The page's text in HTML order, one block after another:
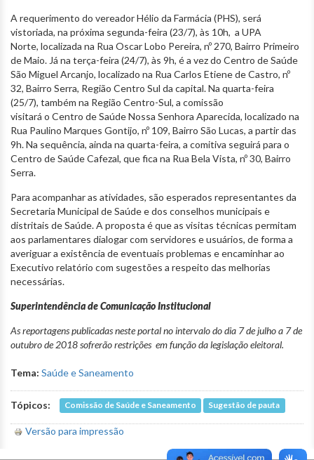
A requerimento do vereador Hélio da Farmácia (PHS), será
vistoriada, na próxima segunda-feira (23/7), às 10h, a UPA
Norte, localizada na Rua Oscar Lobo Pereira, nº 270, Bairro Primeiro
de Maio. Já na terça-feira (24/7), às 9h, é a vez do Centro de Saúde
São Miguel Arcanjo, localizado na Rua Carlos Etiene de Castro, nº
32, Bairro Serra, Região Centro Sul da capital. Na quarta-feira
(25/7), também na Região Centro-Sul, a comissão
visitará o Centro de Saúde Nossa Senhora Aparecida, localizado na
Rua Paulino Marques Gontijo, nº 109, Bairro São Lucas, a partir das
9h. Na sequência, ainda na quarta-feira, a comitiva seguirá para o
Centro de Saúde Cafezal, que fica na Rua Bela Vista, nº 30, Bairro
Serra.
Para acompanhar as atividades, são esperados representantes da
Secretaria Municipal de Saúde e dos conselhos municipais e
distritais de Saúde. A proposta é que as visitas técnicas permitam
aos parlamentares dialogar com servidores e usuários, de forma a
averiguar a existência de eventuais problemas e encaminhar ao
Executivo relatório com sugestões a respeito das melhorias
necessárias.
Superintendência de Comunicação Institucional
As reportagens publicadas neste portal no intervalo do dia 7 de julho a 7 de
outubro de 2018 sofrerão restrições em função da legislação eleitoral.
Tema: Saúde e Saneamento
Tópicos: Comissão de Saúde e Saneamento Sugestão de pauta
Versão para impressão